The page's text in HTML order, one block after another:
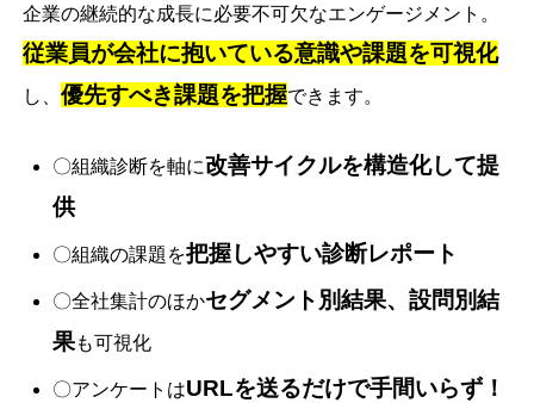
企業の継続的な成長に必要不可欠なエンゲージメント。
従業員が会社に抱いている意識や課題を可視化
し、優先すべき課題を把握できます。
〇組織診断を軸に改善サイクルを構造化して提
供
〇組織の課題を把握しやすい診断レポート
〇全社集計のほかセグメント別結果、設問別結
果も可視化
〇アンケートはURLを送るだけで手間いらず！